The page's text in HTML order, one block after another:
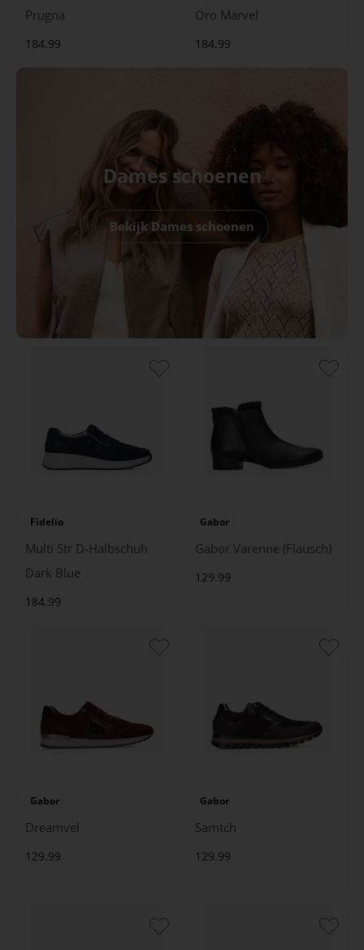
Prugna
184.99
Oro Marvel
184.99
Dames schoenen
Bekijk Dames schoenen
Fidelio
Multi Str D-Halbschuh
Dark Blue
184.99
Gabor
Gabor Varenne (Flausch)
129.99
Gabor
Dreamvel
129.99
Gabor
Samtch
129.99